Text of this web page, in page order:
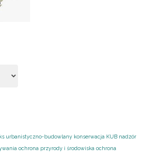
urbanistyczno-budowlany konserwacja KUB nadzór
ochrona przyrody i środowiska ochrona